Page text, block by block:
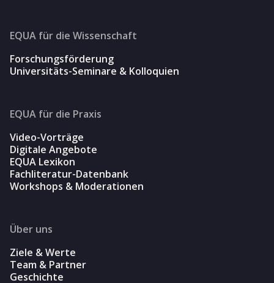
EQUA für die Wissenschaft
Forschungsförderung
Universitäts-Seminare & Kolloquien
EQUA für die Praxis
Video-Vorträge
Digitale Angebote
EQUA Lexikon
Fachliteratur-Datenbank
Workshops & Moderationen
Über uns
Ziele & Werte
Team & Partner
Geschichte